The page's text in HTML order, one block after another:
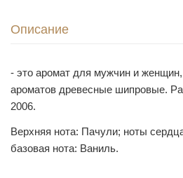
Описание
- это аромат для мужчин и женщин,
ароматов древесные шипровые.
2006.
Верхняя нота: Пачули; ноты
базовая нота: Ваниль.